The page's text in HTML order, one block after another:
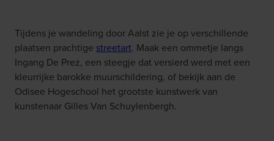
Tijdens je wandeling door Aalst zie je op verschillende
plaatsen prachtige streetart. Maak een ommetje langs
Ingang De Prez, een steegje dat versierd werd met een
kleurrijke barokke muurschildering, of bekijk aan de
Odisee Hogeschool het grootste kunstwerk van
kunstenaar Gilles Van Schuylenbergh.